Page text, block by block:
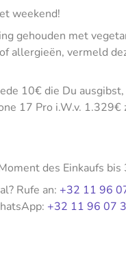
weekend!
gehouden met
allergieën, vermeld
10€ die Du
17 Pro i.W.v. 1.329€
des Einkaufs
Rufe an: +32 11 96
+32 11 96 07